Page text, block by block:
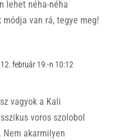
lehet néha-néha
van rá, tegye meg!
február 19.-n 10:12
vagyok a Kali
voros szolobol
akarmilyen